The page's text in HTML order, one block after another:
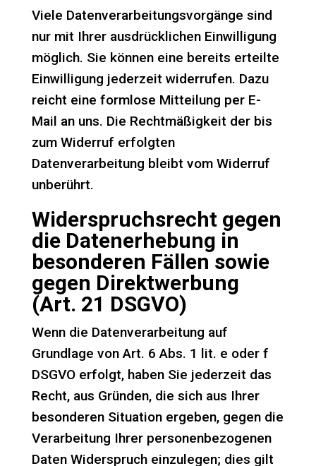
Viele Datenverarbeitungsvorgänge sind
nur mit Ihrer ausdrücklichen Einwilligung
möglich. Sie können eine bereits erteilte
Einwilligung jederzeit widerrufen. Dazu
reicht eine formlose Mitteilung per E-
Mail an uns. Die Rechtmäßigkeit der bis
zum Widerruf erfolgten
Datenverarbeitung bleibt vom Widerruf
unberührt.
Widerspruchsrecht gegen
die Datenerhebung in
besonderen Fällen sowie
gegen Direktwerbung
(Art. 21 DSGVO)
Wenn die Datenverarbeitung auf
Grundlage von Art. 6 Abs. 1 lit. e oder f
DSGVO erfolgt, haben Sie jederzeit das
Recht, aus Gründen, die sich aus Ihrer
besonderen Situation ergeben, gegen die
Verarbeitung Ihrer personenbezogenen
Daten Widerspruch einzulegen; dies gilt